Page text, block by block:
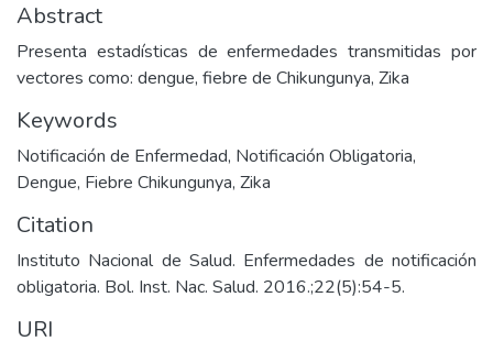
Abstract
Presenta estadísticas de enfermedades transmitidas por
vectores como: dengue, fiebre de Chikungunya, Zika
Keywords
Notificación de Enfermedad, Notificación Obligatoria,
Dengue, Fiebre Chikungunya, Zika
Citation
Instituto Nacional de Salud. Enfermedades de notificación
obligatoria. Bol. Inst. Nac. Salud. 2016.;22(5):54-5.
URI